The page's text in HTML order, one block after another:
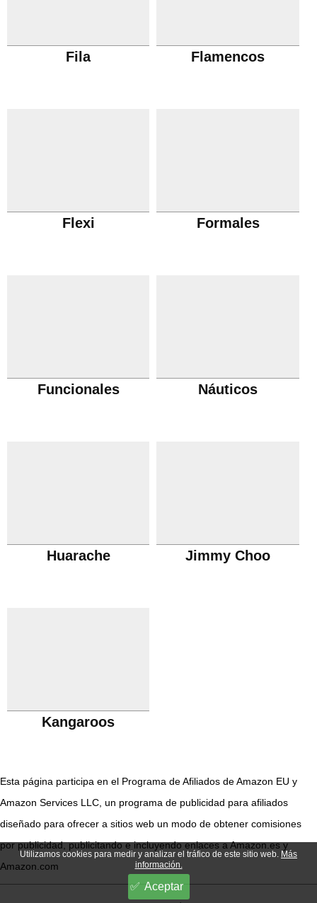
Fila Flamencos
Flexi Formales
Funcionales Náuticos
Huarache Jimmy Choo
Kangaroos
Esta página participa en el Programa de Afiliados de Amazon EU y
Amazon Services LLC, un programa de publicidad para afiliados
diseñado para ofrecer a sitios web un modo de obtener comisiones
por publicidad, publicitando e incluyendo enlaces a Amazon.es y
Amazon.com
Utilizamos cookies para medir y analizar el tráfico de este sitio web. Más
información.
Aceptar